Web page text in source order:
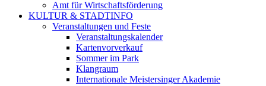
Amt für Wirtschaftsförderung
KULTUR & STADTINFO
Veranstaltungen und Feste
Veranstaltungskalender
Kartenvorverkauf
Sommer im Park
Klangraum
Internationale Meistersinger Akademie